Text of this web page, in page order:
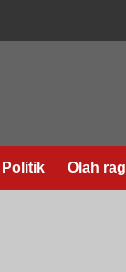
Politik Olah